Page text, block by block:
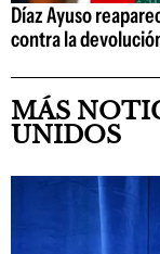
Díaz Ayuso
contra la
MÁS
UNIDOS